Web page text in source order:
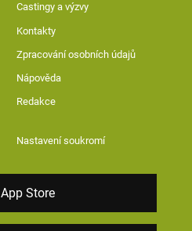
Castingy a výzvy
Kontakty
Zpracování osobních údajů
Nápověda
Redakce
Nastavení soukromí
App Store